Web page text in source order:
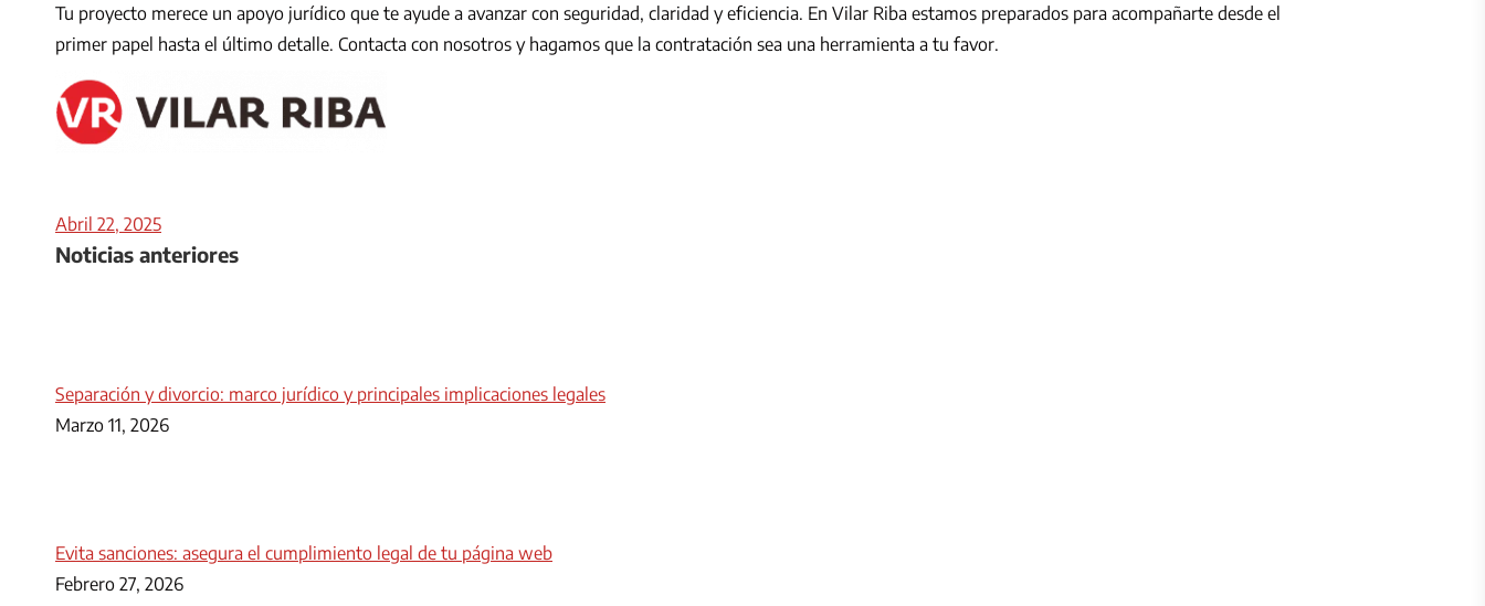
Tu proyecto merece un apoyo jurídico que te ayude a avanzar con seguridad, claridad y eficiencia. En Vilar Riba estamos preparados para acompañarte desde el
primer papel hasta el último detalle. Contacta con nosotros y hagamos que la contratación sea una herramienta a tu favor.
Abril 22, 2025
Noticias anteriores
Separación y divorcio: marco jurídico y principales implicaciones legales
Marzo 11, 2026
Evita sanciones: asegura el cumplimiento legal de tu página web
Febrero 27, 2026